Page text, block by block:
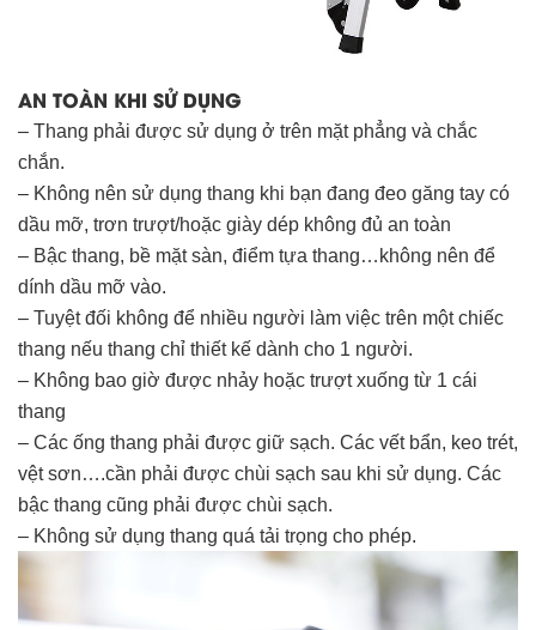
AN TOÀN KHI SỬ DỤNG
– Thang phải được sử dụng ở trên mặt phẳng và chắc
chắn.
– Không nên sử dụng thang khi bạn đang đeo găng tay có
dầu mỡ, trơn trượt/hoặc giày dép không đủ an toàn
– Bậc thang, bề mặt sàn, điểm tựa thang…không nên để
dính dầu mỡ vào.
– Tuyệt đối không để nhiều người làm việc trên một chiếc
thang nếu thang chỉ thiết kế dành cho 1 người.
– Không bao giờ được nhảy hoặc trượt xuống từ 1 cái
thang
– Các ống thang phải được giữ sạch. Các vết bẩn, keo trét,
vệt sơn….cần phải được chùi sạch sau khi sử dụng. Các
bậc thang cũng phải được chùi sạch.
– Không sử dụng thang quá tải trọng cho phép.